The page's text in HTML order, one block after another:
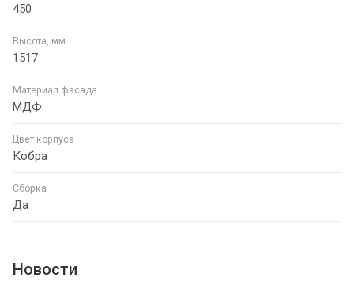
450
Высота, мм
1517
Материал фасада
МДФ
Цвет корпуса
Кобра
Сборка
Да
Новости